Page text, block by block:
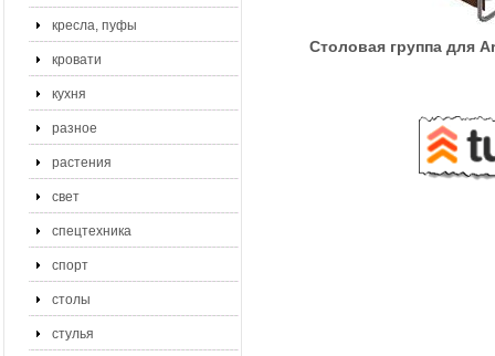
кресла, пуфы
кровати
кухня
разное
растения
свет
спецтехника
спорт
столы
стулья
Столовая группа для